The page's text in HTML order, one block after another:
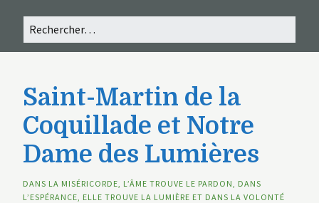
Saint-Martin de la
Coquillade et Notre
Dame des Lumières
DANS LA MISÉRICORDE, L’ÂME TROUVE LE PARDON, DANS
L’ESPÉRANCE, ELLE TROUVE LA LUMIÈRE ET DANS LA VOLONTÉ